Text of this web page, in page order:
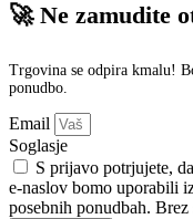
🚀 Ne zamudite
Trgovina se odpira kmalu!
ponudbo.
Email
Soglasje
S prijavo potrjujete,
e-naslov bomo uporabili
posebnih ponudbah.